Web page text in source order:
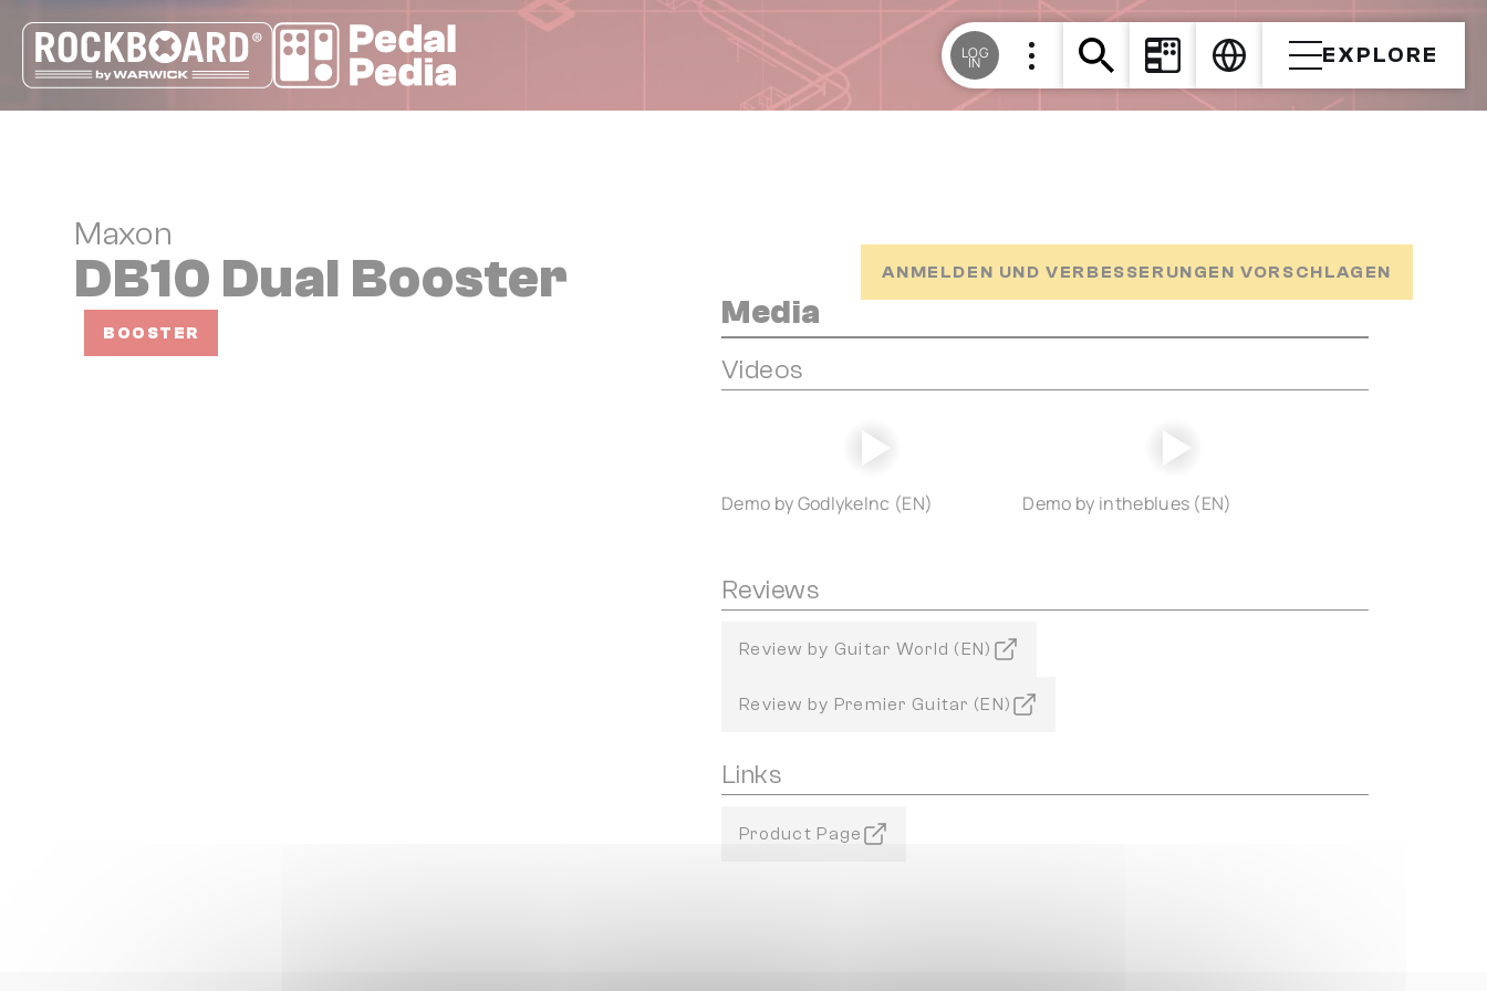
LOG
IN EXPLORE
Maxon
DB10 Dual Booster ANMELDEN UND VERBESSERUNGEN VORSCHLAGEN
BOOSTER
Media
Videos
Demo by GodlykeInc (EN) Demo by intheblues (EN)
Reviews
Review by Guitar World (EN)
Review by Premier Guitar (EN)
Links
Product Page